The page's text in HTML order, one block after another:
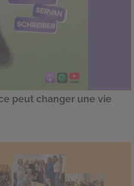
peut changer une vie